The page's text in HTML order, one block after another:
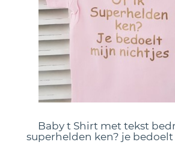
Baby t Shirt met tekst
superhelden ken? je